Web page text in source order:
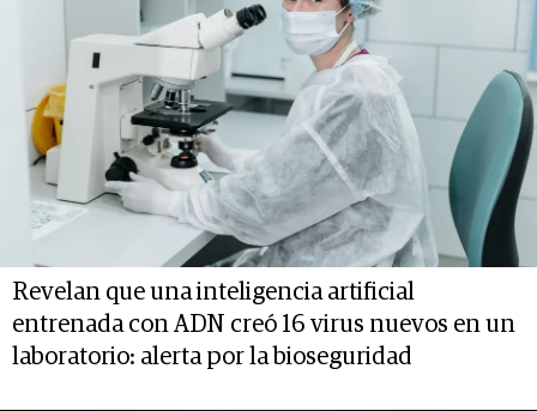
Revelan que una inteligencia artificial
entrenada con ADN creó 16 virus nuevos en un
laboratorio: alerta por la bioseguridad